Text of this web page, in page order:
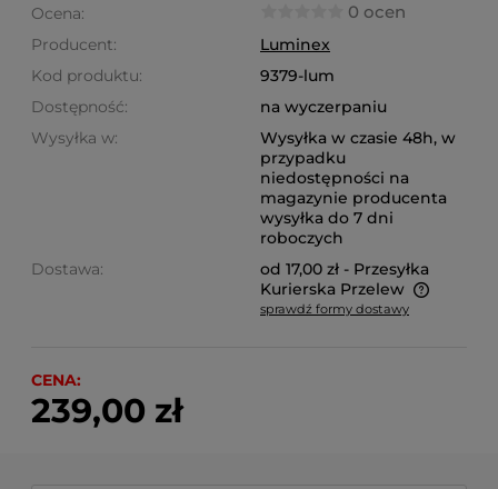
Ocena: 0 ocen
Producent:
Luminex
Kod produktu:
9379-lum
Dostępność:
na wyczerpaniu
Wysyłka w:
Wysyłka w czasie 48h, w
przypadku
niedostępności na
magazynie producenta
wysyłka do 7 dni
roboczych
Dostawa:
od 17,00 zł - Przesyłka
Kurierska Przelew
Cena nie zawiera ewentualnych kosztów płatności
sprawdź formy dostawy
CENA:
239,00 zł